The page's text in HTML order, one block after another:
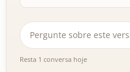
Resta 1 conversa hoje